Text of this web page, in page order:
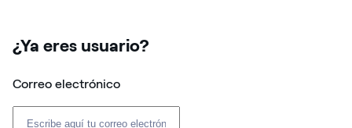
¿Ya eres usuario? ​
Correo electrónico